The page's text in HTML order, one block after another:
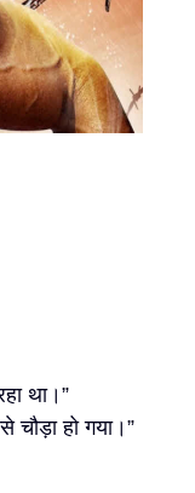
था।”
चौड़ा हो गया।”